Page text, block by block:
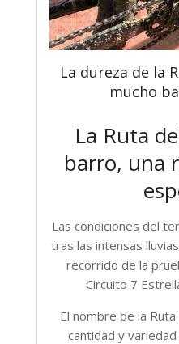
La dureza de la
mucho
La Ruta
barro, una
Las condiciones del
tras las intensas
recorrido de la
Circuito 7
El nombre de la
cantidad y